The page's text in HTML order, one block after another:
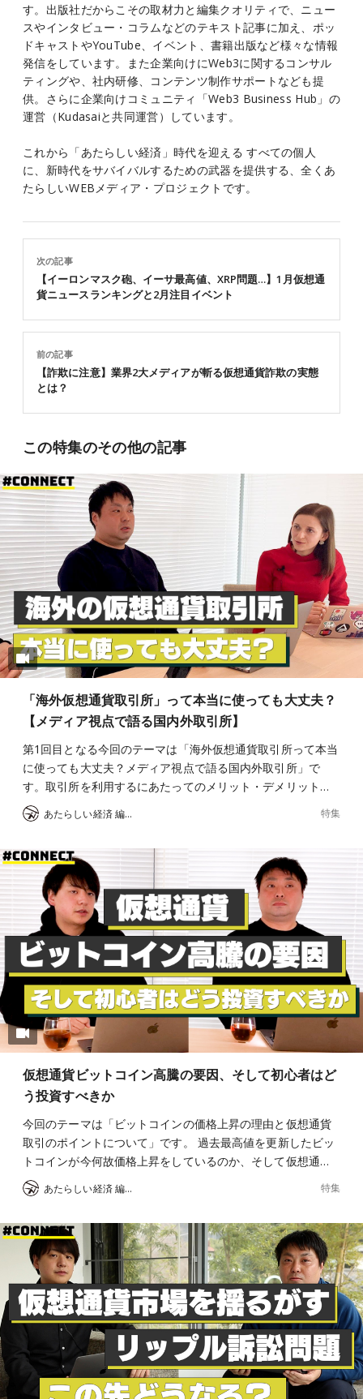
す。出版社だからこその取材力と編集クオリティで、ニュー
スやインタビュー・コラムなどのテキスト記事に加え、ポッ
ドキャストやYouTube、イベント、書籍出版など様々な情報
発信をしています。また企業向けにWeb3に関するコンサル
ティングや、社内研修、コンテンツ制作サポートなども提
供。さらに企業向けコミュニティ「Web3 Business Hub」の
運営（Kudasaiと共同運営）しています。
これから「あたらしい経済」時代を迎える すべての個人
に、新時代をサバイバルするための武器を提供する、全くあ
たらしいWEBメディア・プロジェクトです。
前の記事
【詐欺に注意】業界2大メディアが斬る仮想通貨詐欺の実態
とは？
次の記事
【イーロンマスク砲、イーサ最高値、XRP問題…】1月仮想通
貨ニュースランキングと2月注目イベント
この特集のその他の記事
「海外仮想通貨取引所」って本当に使っても大丈夫？
【メディア視点で語る国内外取引所】
第1回目となる今回のテーマは「海外仮想通貨取引所って本当
に使っても大丈夫？メディア視点で語る国内外取引所」で
す。取引所を利用するにあたってのメリット・デメリット…
あたらしい経済 編集部 特集
仮想通貨ビットコイン高騰の要因、そして初心者はど
う投資すべきか
今回のテーマは「ビットコインの価格上昇の理由と仮想通貨
取引のポイントについて」です。 過去最高値を更新したビッ
トコインが今何故価格上昇をしているのか、そして仮想通…
あたらしい経済 編集部 特集